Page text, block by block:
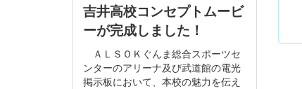
吉井高校コンセプトムービ
ーが完成しました！
ＡＬＳＯＫぐんま総合スポーツセ
ンターのアリーナ及び武道館の電光
掲示板において、本校の魅力を伝え